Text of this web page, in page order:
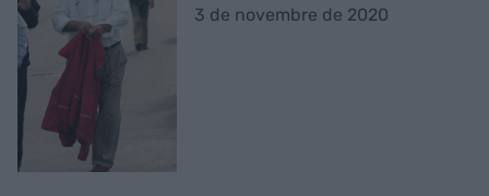
3 de novembre de 2020